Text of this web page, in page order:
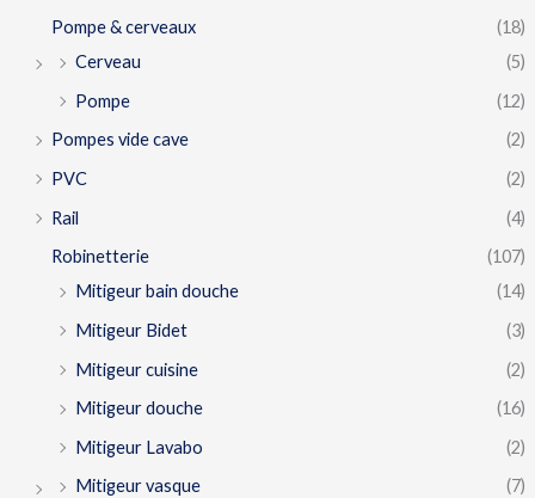
Pompe & cerveaux
(18)
Cerveau
(5)
Pompe
(12)
Pompes vide cave
(2)
PVC
(2)
Rail
(4)
Robinetterie
(107)
Mitigeur bain douche
(14)
Mitigeur Bidet
(3)
Mitigeur cuisine
(2)
Mitigeur douche
(16)
Mitigeur Lavabo
(2)
Mitigeur vasque
(7)